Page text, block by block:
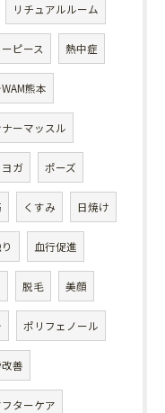
リチュアルルーム
ピース 熱中症
熊本
ーマッスル
ヨガ ポーズ
くすみ 日焼け
血行促進
脱毛 美顔
ポリフェノール
善
フターケア